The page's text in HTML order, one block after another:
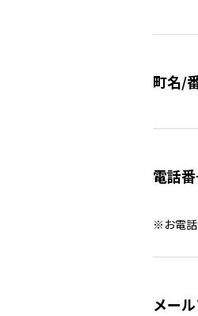
町名/
電話
※お電話
メー